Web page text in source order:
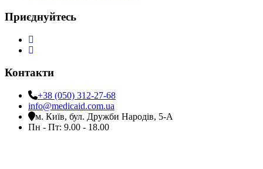
Приєднуйтесь
Контакти
+38 (050) 312-27-68
info@medicaid.com.ua
м. Київ, бул. Дружби Народів, 5-А
Пн - Пт: 9.00 - 18.00